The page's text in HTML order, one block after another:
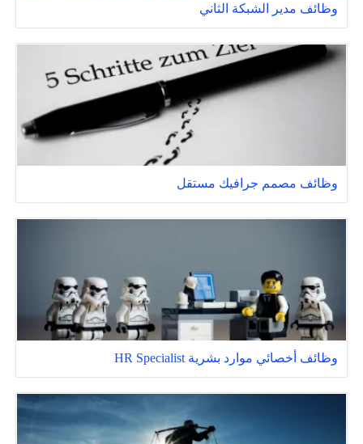
وظائف مدير الشبكة الثاني
وظائف مصمم جرافيك مستقل
وظائف أخصائي موارد بشرية HR Specialist